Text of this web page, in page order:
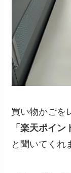
買い物かごを
「楽天ポイン
と聞いてくれ